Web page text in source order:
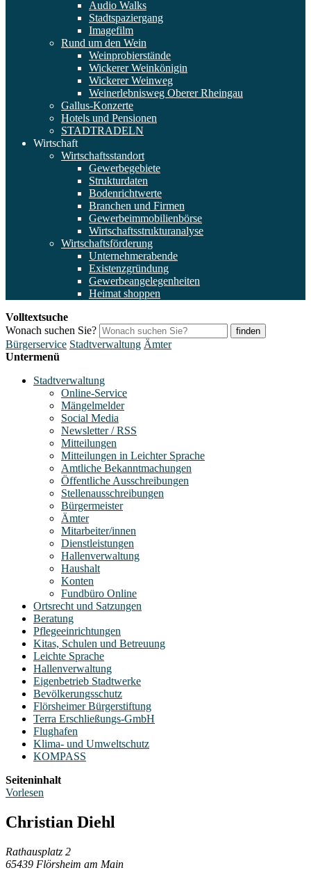
Audio Walks
Stadtspaziergang
Imagefilm
Rund um den Wein
Weinprobierstände
Wickerer Weinkönigin
Wickerer Weinweg
Weinerlebnisweg Oberer Rheingau
Gallus-Konzerte
Hotels und Pensionen
STADTRADELN
Wirtschaft
Wirtschaftsstandort
Gewerbegebiete
Strukturdaten
Bodenrichtwerte
Branchen und Firmen
Gewerbeimmobilienbörse
Wirtschaftsstrukturanalyse
Wirtschaftsförderung
Unternehmerabende
Existenzgründung
Gewerbeangelegenheiten
Heimat shoppen
Volltextsuche
Wonach suchen Sie?
finden
Bürgerservice Stadtverwaltung Ämter
Untermenü
Stadtverwaltung
Online-Service
Mängelmelder
Social Media
Newsletter / RSS
Mitteilungen
Mitteilungen in Leichter Sprache
Amtliche Bekanntmachungen
Öffentliche Ausschreibungen
Stellenausschreibungen
Bürgermeister
Ämter
Mitarbeiter/innen
Dienstleistungen
Hallenverwaltung
Haushalt
Konten
Fundbüro Online
Ortsrecht und Satzungen
Beratung
Pflegeeinrichtungen
Kitas, Schulen und Betreuung
Leichte Sprache
Hallenverwaltung
Eigenbetrieb Stadtwerke
Bevölkerungsschutz
Flörsheimer Bürgerstiftung
Terra Erschließungs-GmbH
Flughafen
Klima- und Umweltschutz
KOMPASS
Seiteninhalt
Vorlesen
Christian Diehl
Rathausplatz 2
65439 Flörsheim am Main